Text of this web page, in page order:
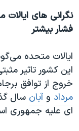
نگرانی های
فشار بیشتر
ایالات متحده
این کشور تاثیر
خروج از توافق برجام در
مرداد وآبان سال
ای علیه جمهوری